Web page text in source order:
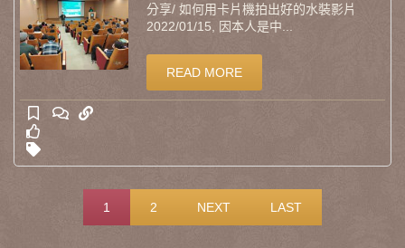
分享/ 如何用卡片機拍出好的水裝影片
2022/01/15, 因本人是中...
READ MORE
1 2 NEXT LAST